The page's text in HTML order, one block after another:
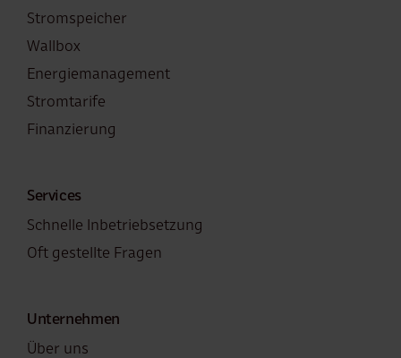
Stromspeicher
Wallbox
Energiemanagement
Stromtarife
Finanzierung
Services
Schnelle Inbetriebsetzung
Oft gestellte Fragen
Unternehmen
Über uns